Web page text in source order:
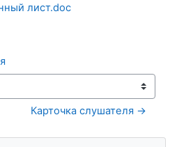
лист.doc
Карточка слушателя →